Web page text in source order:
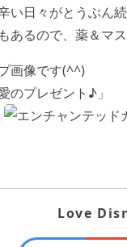
い日々がとうぶん
あるので、薬＆マ
画像です(^^)
のプレゼント♪」
Love